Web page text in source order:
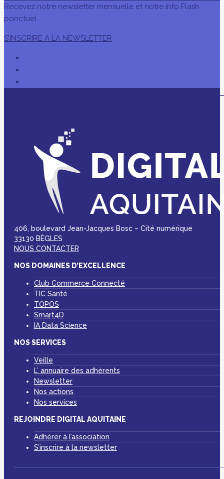
Recevez notre newsletter mensuelle et notre Info Flash
ponctuel
S’INSCRIRE À LA NEWSLETTER
406, boulevard Jean-Jacques Bosc – Cité numérique
33130 BÈGLES
NOUS CONTACTER
NOS DOMAINES D’EXCELLENCE
Club Commerce Connecté
TIC Santé
TOPOS
Smart4D
IA Data Science
NOS SERVICES
Veille
L’ annuaire des adhérents
Newsletter
Nos actions
Nos services
REJOINDRE DIGITAL AQUITAINE
Adhérer à l’association
S’inscrire à la newsletter